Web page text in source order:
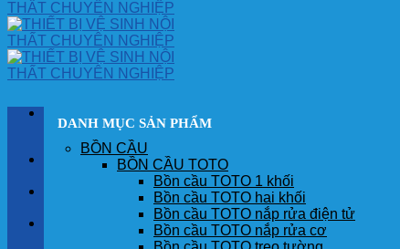
TRANG CHỦ
DANH MỤC SẢN PHẨM
BỒN CẦU
BỒN CẦU TOTO
Bồn cầu TOTO 1 khối
Bồn cầu TOTO hai khối
Bồn cầu TOTO nắp rửa điện tử
Bồn cầu TOTO nắp rửa cơ